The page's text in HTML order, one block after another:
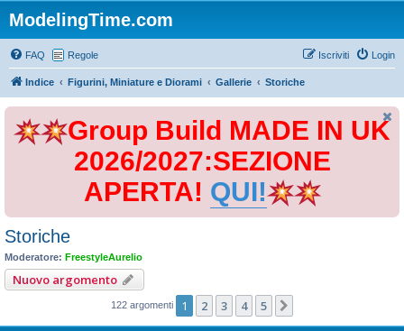
ModelingTime.com
FAQ Regole Login
Iscriviti
Indice Figurini, Miniature e Diorami Gallerie Storiche
Group Build MADE IN UK
2026/2027:SEZIONE
APERTA! QUI!
Storiche
Moderatore: FreestyleAurelio
Nuovo argomento
122 argomenti 1 2 3 4 5